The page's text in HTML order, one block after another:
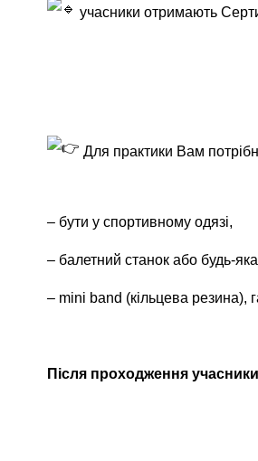
учасники отримають
Для практики Вам
– бути у спортивному одязі,
– балетний станок або будь-яка
– mini band (кільцева резина),
Після проходження